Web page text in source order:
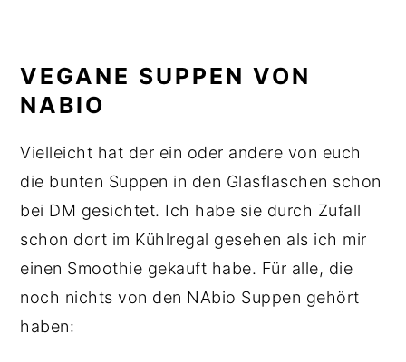
VEGANE SUPPEN VON
NABIO
Vielleicht hat der ein oder andere von euch
die bunten Suppen in den Glasflaschen schon
bei DM gesichtet. Ich habe sie durch Zufall
schon dort im Kühlregal gesehen als ich mir
einen Smoothie gekauft habe. Für alle, die
noch nichts von den NAbio Suppen gehört
haben: